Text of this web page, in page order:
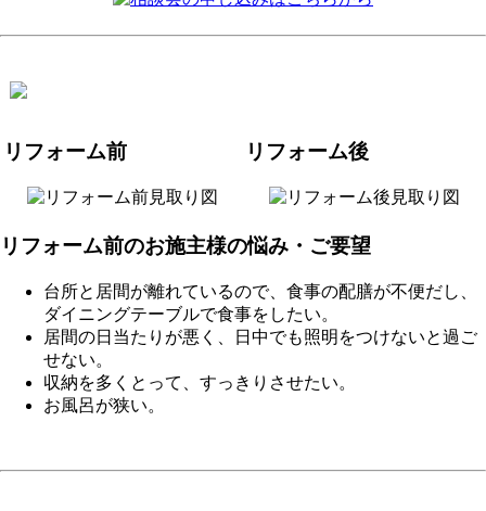
リフォーム前 リフォーム後
リフォーム前のお施主様の悩み・ご要望
台所と居間が離れているので、食事の配膳が不便だし、
ダイニングテーブルで食事をしたい。
居間の日当たりが悪く、日中でも照明をつけないと過ご
せない。
収納を多くとって、すっきりさせたい。
お風呂が狭い。